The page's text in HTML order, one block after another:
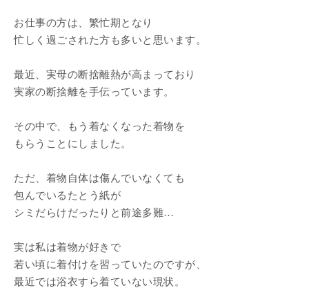
お仕事の方は、繁忙期となり
忙しく過ごされた方も多いと思います。
最近、実母の断捨離熱が高まっており
実家の断捨離を手伝っています。
その中で、もう着なくなった着物を
もらうことにしました。
ただ、着物自体は傷んでいなくても
包んでいるたとう紙が
シミだらけだったりと前途多難…
実は私は着物が好きで
若い頃に着付けを習っていたのですが、
最近では浴衣すら着ていない現状。